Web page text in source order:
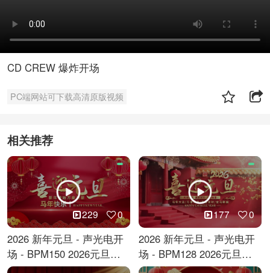
CD CREW 爆炸开场
PC端网站可下载高清原版视频
相关推荐
229 0
2026 新年元旦 - 声光电开
场 - BPM150 2026元旦跨
年倒计时
177 0
2026 新年元旦 - 声光电开
场 - BPM128 2026元旦马
年